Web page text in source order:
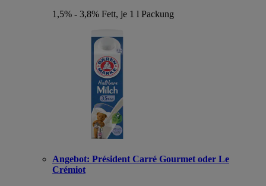
1,5% - 3,8% Fett, je 1 l Packung
Angebot: Président Carré Gourmet oder Le
Crémiot